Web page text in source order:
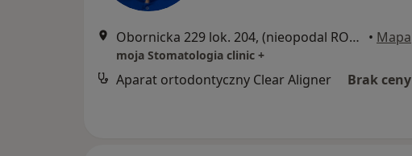
Obornicka 229 lok. 204, (nieopodal RONDA OBORNICKIEGO, naprzeciwko marketu ALDI,"Galeria Arkada"), Poznań • Mapa
moja Stomatologia clinic +
Aparat ortodontyczny Clear Aligner Brak ceny